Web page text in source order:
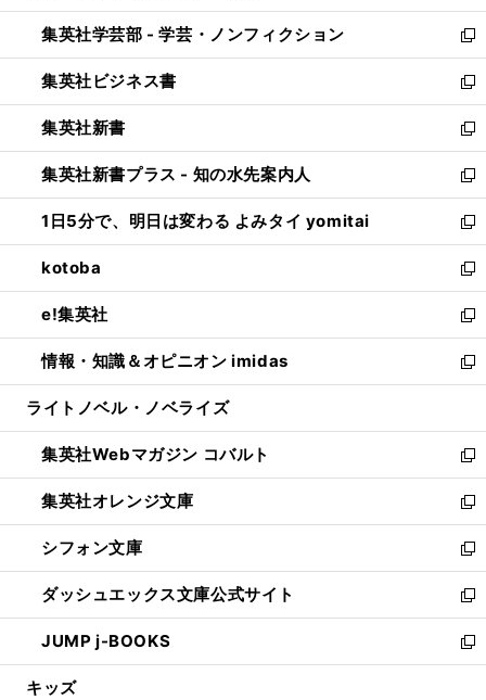
開
く
ウ
で
開
く
ン
ド
ウ
で
開
く
ウ
ィ
ン
ド
ウ
で
開
く
集英社学芸部 - 学芸・ノンフィクション
新
し
い
ウ
ィ
ン
ド
ウ
で
開
く
集英社ビジネス書
新
し
い
ウ
ィ
ン
ド
ウ
で
開
く
集英社新書
新
し
い
ウ
ィ
ン
ド
ウ
で
開
く
集英社新書プラス - 知の水先案内人
新
し
い
ウ
ィ
ン
ド
ウ
で
開
1日5分で、明日は変わる よみタイ yomitai
新
し
い
ウ
ィ
ン
ド
ウ
開
く
kotoba
新
し
い
ウ
ィ
ン
ウ
で
開
く
e!集英社
新
し
い
ウ
ン
ド
ウ
で
開
く
情報・知識＆オピニオン imidas
新
し
ウ
ィ
ン
ド
ウ
で
開
く
ライトノベル・ノベライズ
集英社Webマガジン コバルト
新
し
い
ウ
ィ
ン
ド
ウ
で
開
集英社オレンジ文庫
新
し
い
ウ
ィ
ン
ド
ウ
シフォン文庫
新
し
い
ウ
ィ
ン
ダッシュエックス文庫公式サイト
新
し
い
ウ
JUMP j-BOOKS
新
し
キッズ